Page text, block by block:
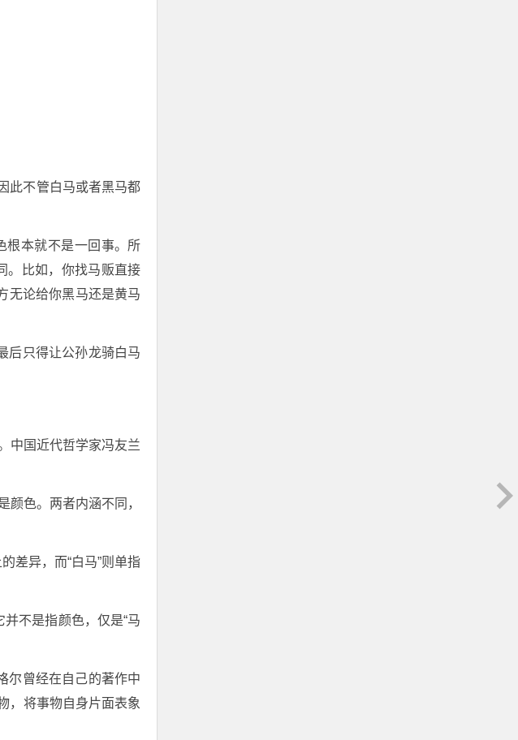
此不管白马或者黑马都
根本就不是一回事。所
。比如，你找马贩直接
无论给你黑马还是黄马
后只得让公孙龙骑白马
中国近代哲学家冯友兰
颜色。两者内涵不同，
差异，而“白马”则单指
并不是指颜色，仅是“马
尔曾经在自己的著作中
，将事物自身片面表象